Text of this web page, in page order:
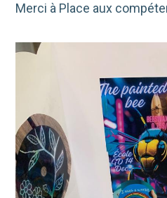
Merci à Place aux